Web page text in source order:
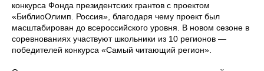
конкурса Фонда президентских грантов с проектом
«БиблиоОлимп. Россия», благодаря чему проект был
масштабирован до всероссийского уровня. В новом сезоне в
соревнованиях участвуют школьники из 10 регионов —
победителей конкурса «Самый читающий регион».